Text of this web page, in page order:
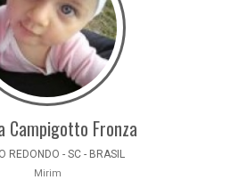
Campigotto Fronza
REDONDO - SC - BRASIL
Mirim